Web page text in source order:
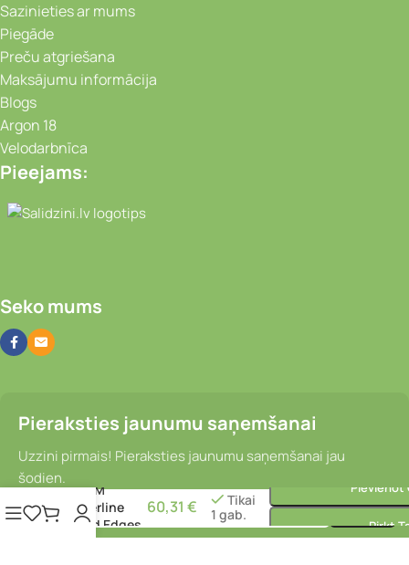
Sazinieties ar mums
Piegāde
Preču atgriešana
Maksājumu informācija
Blogs
Argon 18
Velodarbnīca
Pieejams:
Video novērošanas kameras, Portatīvie
Seko mums
Pieraksties jaunumu saņemšanai
Uzzini pirmais! Pieraksties jaunumu saņemšanai jau
šodien.Bremžu disks
– SRAM
Centerline
Round Edges
60,31 €
Tikai
1 gab.
Pievienot
Pirkt